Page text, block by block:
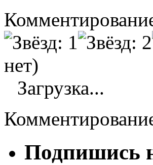
нет)
Загрузка...
Подпишись